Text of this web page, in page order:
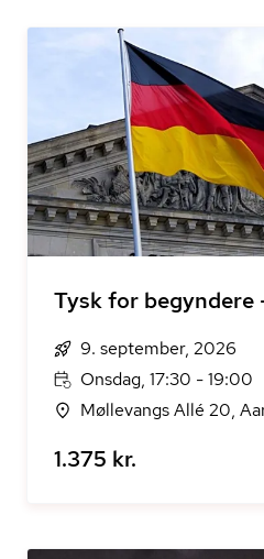
Tysk for begyndere
9. september, 2026
Onsdag, 17:30 - 19:00
Møllevangs Allé 20,
1.375 kr.